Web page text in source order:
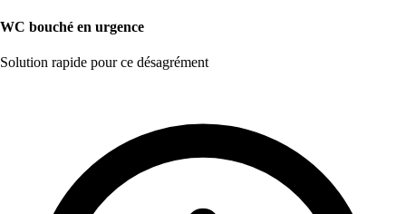
WC bouché en urgence
Solution rapide pour ce désagrément